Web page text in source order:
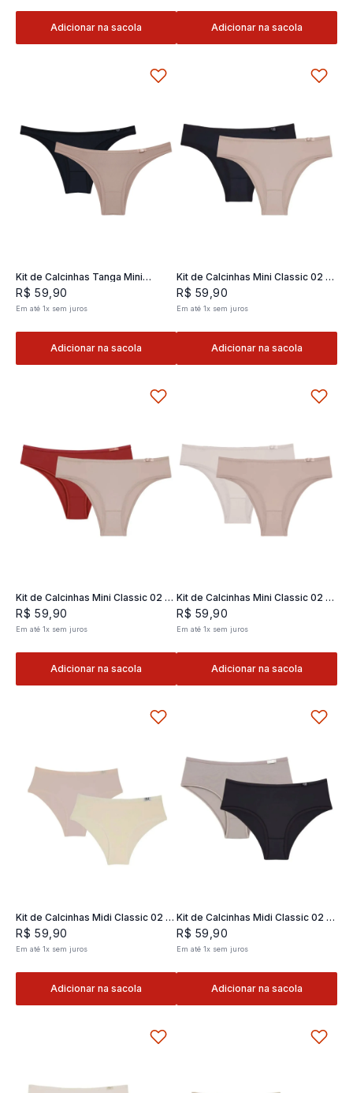
Adicionar na sacola Adicionar na sacola
Kit de Calcinhas Tanga Mini
Classic 02- 2 und
R$ 59 90
Em até1x sem juros
Adicionar na sacola
Kit de Calcinhas Mini Classic 02 -
2 und
R$ 59 ,90
Em até 1x sem juros
Adicionar na sacola
Kit de Calcinhas Mini Classic 02 -
2 und
R$ 59 90
Em até1x sem juros
Adicionar na sacola
Kit de Calcinhas Mini Classic 02 -
2 und
R$ 59 ,90
Em até 1x sem juros
Adicionar na sacola
Kit de Calcinhas Midi Classic 02 -
2 und
R$ 59 90
Em até1x sem juros
Adicionar na sacola
Kit de Calcinhas Midi Classic 02 -
2 und
R$ 59 ,90
Em até 1x sem juros
Adicionar na sacola